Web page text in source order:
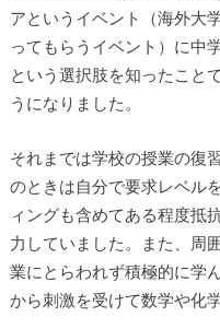
アというイベント（海外大
ってもらうイベント）に中
という選択肢を知ったこと
うになりました。
それまでは学校の授業の復
のときは自分で要求レベル
ィングも含めてある程度抵
力していました。また、周
業にとらわれず積極的に学
から刺激を受けて数学や化